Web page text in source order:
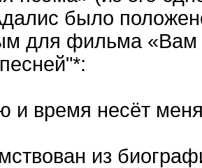
было
для фильма «Вам
и время несёт
из